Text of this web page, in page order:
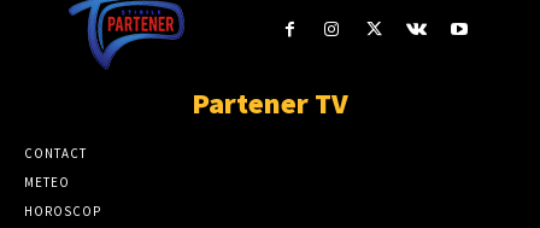
Partener TV
CONTACT
METEO
HOROSCOP